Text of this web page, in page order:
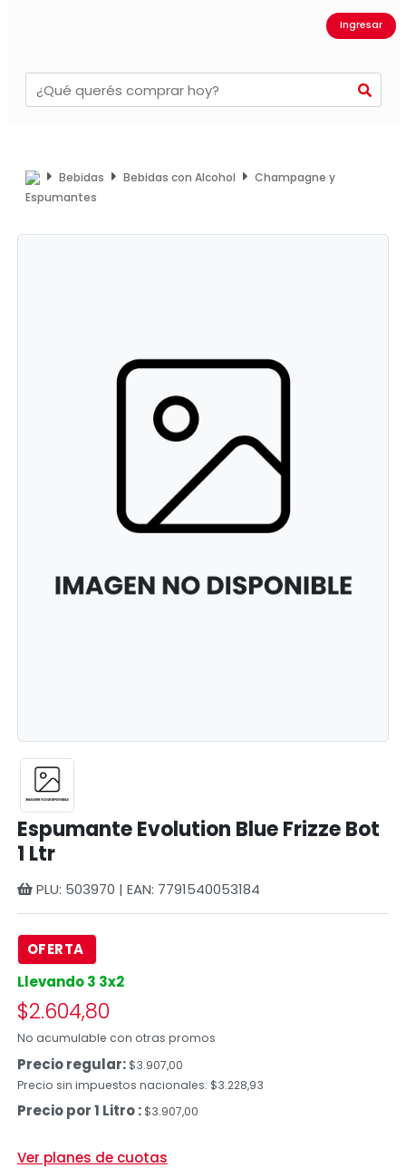
Ingresar
Bebidas Bebidas con Alcohol
Champagne y
Espumantes
Espumante Evolution Blue Frizze Bot
1 Ltr
PLU: 503970 | EAN: 7791540053184
OFERTA
Llevando 3 3x2
$2.604,80
No acumulable con otras promos
Precio regular:$3.907,00
Precio sin impuestos nacionales: $3.228,93
Precio por 1 Litro : $3.907,00
Ver planes de cuotas